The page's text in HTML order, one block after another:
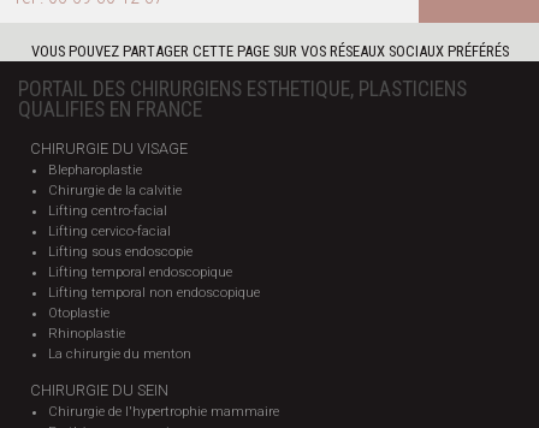
VOUS POUVEZ PARTAGER CETTE PAGE SUR VOS RÉSEAUX SOCIAUX PRÉFÉRÉS
PORTAIL DES CHIRURGIENS ESTHETIQUE, PLASTICIENS
QUALIFIES EN FRANCE
CHIRURGIE DU VISAGE
Blepharoplastie
Chirurgie de la calvitie
Lifting centro-facial
Lifting cervico-facial
Lifting sous endoscopie
Lifting temporal endoscopique
Lifting temporal non endoscopique
Otoplastie
Rhinoplastie
La chirurgie du menton
CHIRURGIE DU SEIN
Chirurgie de l'hypertrophie mammaire